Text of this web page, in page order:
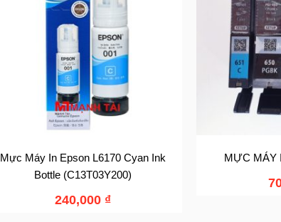
Mực Máy In Epson L6170 Cyan Ink
Bottle (C13T03Y200)
240,000 ₫
MỰC MÁY